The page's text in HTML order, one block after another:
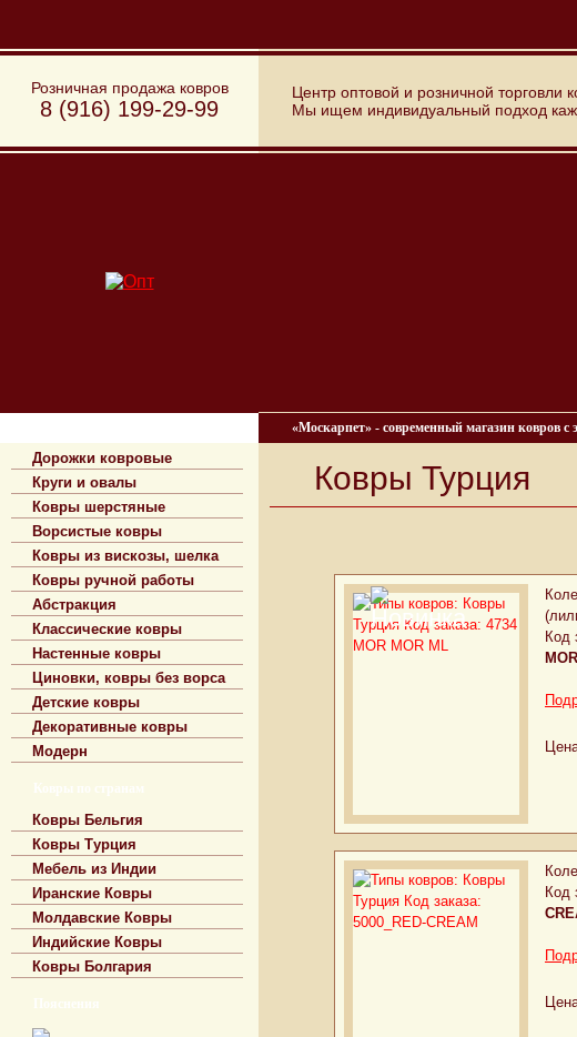
Розничная продажа ковров
8 (916) 199-29-99
Центр оптовой и розничной
Мы ищем индивидуальный подход
«Москарпет» - современный магазин ковров
Дорожки ковровые
Круги и овалы
Ковры шерстяные
Ворсистые ковры
Ковры из вискозы, шелка
Ковры ручной работы
Абстракция
Классические ковры
Настенные ковры
Циновки, ковры без ворса
Детские ковры
Декоративные ковры
Модерн
Ковры по странам
Ковры Бельгия
Ковры Турция
Мебель из Индии
Иранские Ковры
Молдавские Ковры
Индийские Ковры
Ковры Болгария
Пояснения
Ковры Турция
Код
Код